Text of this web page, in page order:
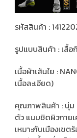
รหัสสินค้า :
รูปแบบสินค้า : เสื้
เนื้อผ้าเส้นใย :
เนื้อละเอียด)
คุณภาพสินค้า : นุ่ม
ตัว แนบชิดผิวกาย
เหมาะกับเมืองเขต